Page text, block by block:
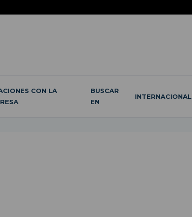
CON LA
BUSCAR
EN
INTERNACIONAL